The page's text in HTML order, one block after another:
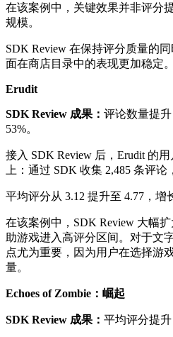
在该案例中，关键效果并非评分
规模。
SDK Review 在保持评分质量的
面在商店目录中的表现更加稳定。
Erudit
SDK Review 成果： 评论数量提
53%。
接入 SDK Review 后，Erudit 的
上：通过 SDK 收集 2,485 条评论
平均评分从 3.12 提升至 4.77，增
在该案例中，SDK Review 大幅
助游戏进入高评分区间。对于文
点尤为重要，因为用户在选择游
量。
Echoes of Zombie：崛起
SDK Review 成果： 平均评分提升